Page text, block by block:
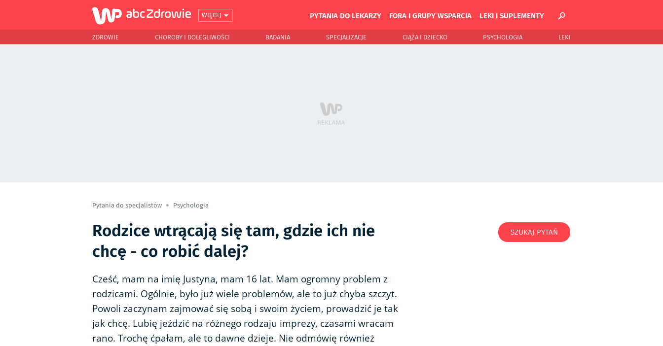
WIĘCEJ PYTANIA DO LEKARZY FORA I GRUPY WSPARCIA LEKI I SUPLEMENTY
ZDROWIE CHOROBY I DOLEGLIWOŚCI BADANIA SPECJALIZACJE CIĄŻA I DZIECKO PSYCHOLOGIA LEKI
Pytania do specjalistów Psychologia
Rodzice wtrącają się tam, gdzie ich nie
chcę - co robić dalej?
Cześć, mam na imię Justyna, mam 16 lat. Mam ogromny problem z
rodzicami. Ogólnie, było już wiele problemów, ale to już chyba szczyt.
Powoli zaczynam zajmować się sobą i swoim życiem, prowadzić je tak
jak chcę. Lubię jeździć na różnego rodzaju imprezy, czasami wracam
rano. Trochę ćpałam, ale to dawne dzieje. Nie odmówię również
SZUKAJ PYTAŃ